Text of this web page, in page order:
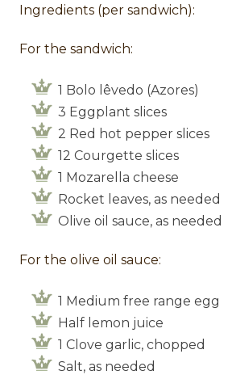
Ingredients (per sandwich):
For the sandwich:
1 Bolo lêvedo (Azores)
3 Eggplant slices
2 Red hot pepper slices
12 Courgette slices
1 Mozarella cheese
Rocket leaves, as needed
Olive oil sauce, as needed
For the olive oil sauce:
1 Medium free range egg
Half lemon juice
1 Clove garlic, chopped
Salt, as needed